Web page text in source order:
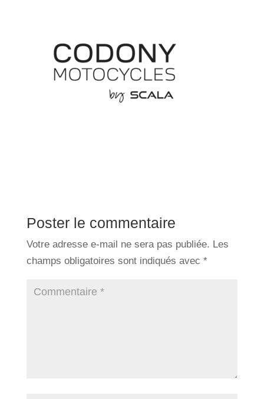
Poster le commentaire
Votre adresse e-mail ne sera pas publiée. Les
champs obligatoires sont indiqués avec *